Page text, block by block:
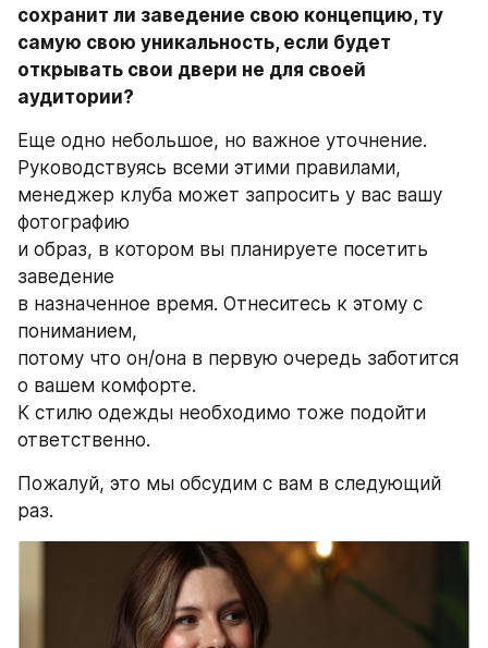
сохранит ли заведение свою концепцию, ту
самую свою уникальность, если будет
открывать свои двери не для своей
аудитории?
Еще одно небольшое, но важное уточнение.
Руководствуясь всеми этими правилами,
менеджер клуба может запросить у вас вашу
фотографию
и образ, в котором вы планируете посетить
заведение
в назначенное время. Отнеситесь к этому с
пониманием,
потому что он/она в первую очередь заботится
о вашем комфорте.
К стилю одежды необходимо тоже подойти
ответственно.
Пожалуй, это мы обсудим с вам в следующий
раз.